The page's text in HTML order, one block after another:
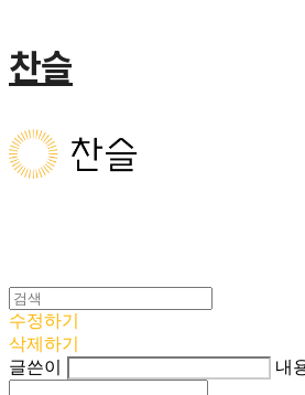
찬슬
수정하기
삭제하기
글쓴이
내